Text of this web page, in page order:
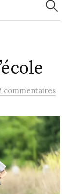
commentaires